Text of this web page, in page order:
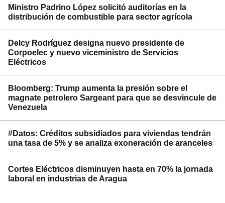
Ministro Padrino López solicitó auditorías en la
distribución de combustible para sector agrícola
Delcy Rodríguez designa nuevo presidente de
Corpoelec y nuevo viceministro de Servicios
Eléctricos
Bloomberg: Trump aumenta la presión sobre el
magnate petrolero Sargeant para que se desvincule de
Venezuela
#Datos: Créditos subsidiados para viviendas tendrán
una tasa de 5% y se analiza exoneración de aranceles
Cortes Eléctricos disminuyen hasta en 70% la jornada
laboral en industrias de Aragua